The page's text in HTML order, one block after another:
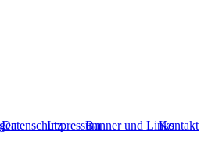
DatenschutzImpressumBanner und LinksKontakt